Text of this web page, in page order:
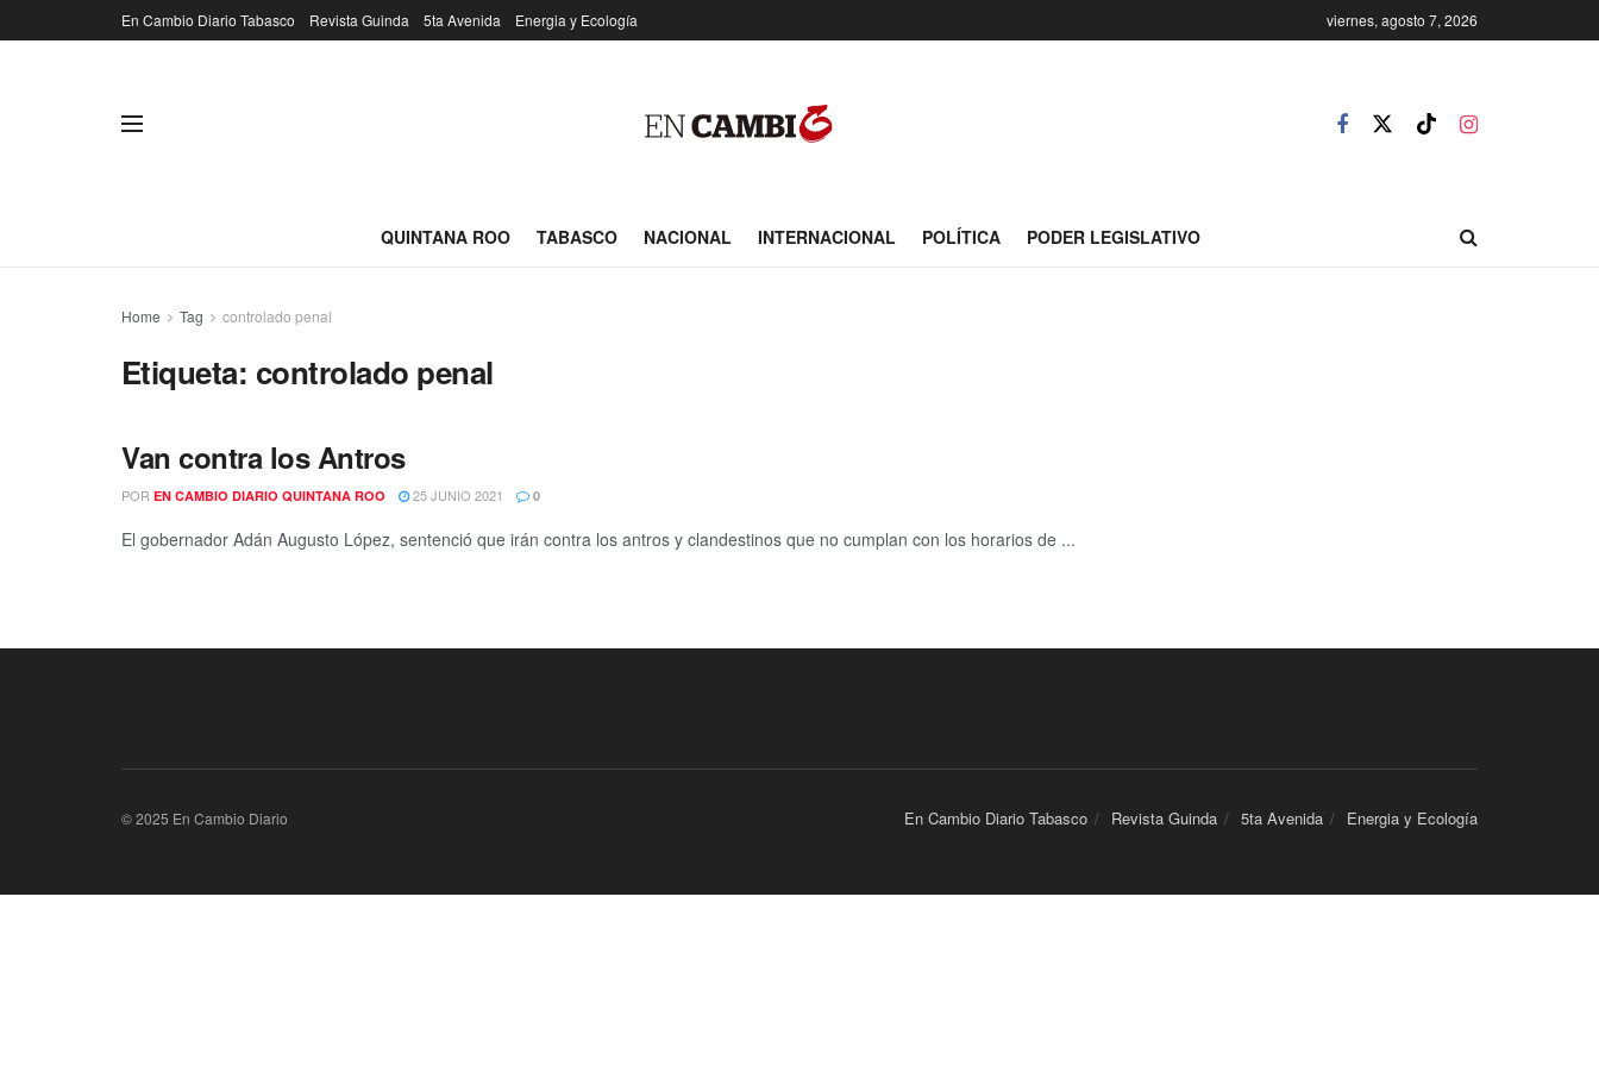
En Cambio Diario Tabasco Revista Guinda 5ta Avenida Energia y Ecología viernes, agosto 7, 2026
QUINTANA ROO TABASCO NACIONAL INTERNACIONAL POLÍTICA PODER LEGISLATIVO
Home Tag controlado penal
Etiqueta: controlado penal
Van contra los Antros
POR EN CAMBIO DIARIO QUINTANA ROO 25 JUNIO 2021 0
El gobernador Adán Augusto López, sentenció que irán contra los antros y clandestinos que no cumplan con los horarios de ...
En Cambio Diario Tabasco Revista Guinda 5ta Avenida Energia y Ecología
© 2025 En Cambio Diario